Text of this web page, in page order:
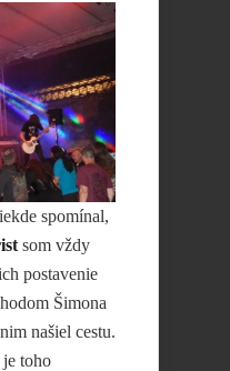
spomínal,
som vždy
postavenie
Šimona
našiel cestu.
toho